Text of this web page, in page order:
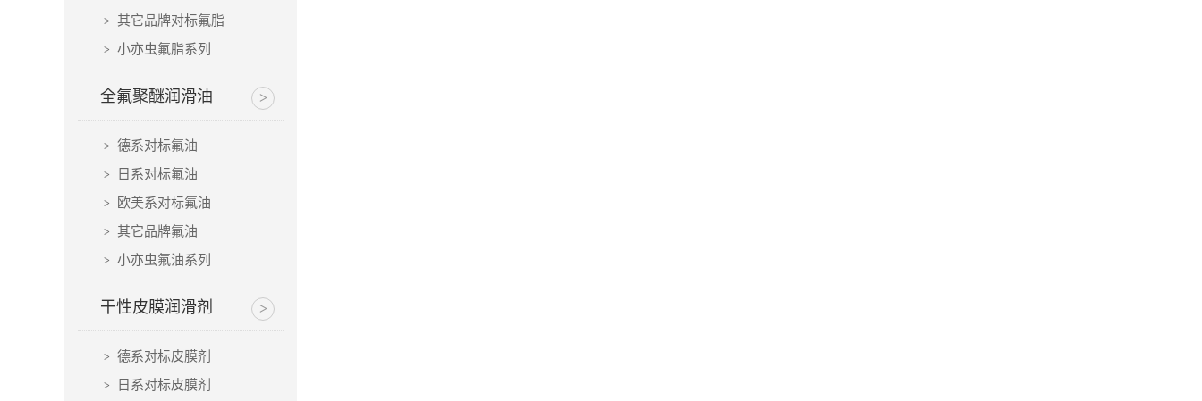
其它品牌对标氟脂
小亦虫氟脂系列
全氟聚醚润滑油
德系对标氟油
日系对标氟油
欧美系对标氟油
其它品牌氟油
小亦虫氟油系列
干性皮膜润滑剂
德系对标皮膜剂
日系对标皮膜剂